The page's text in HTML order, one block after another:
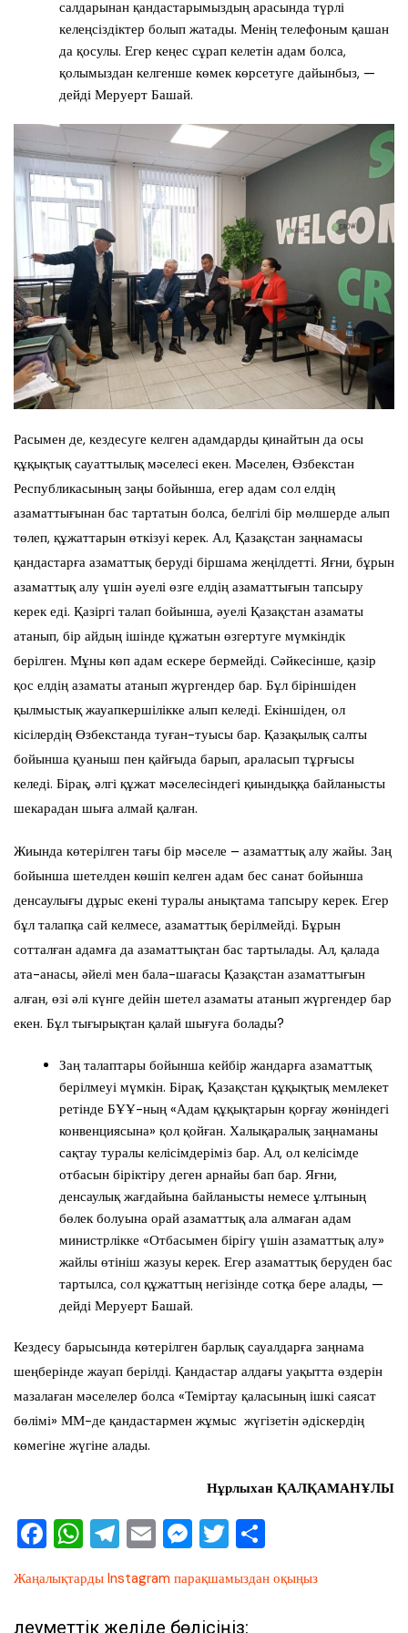
салдарынан қандастарымыздың арасында түрлі
келеңсіздіктер болып жатады. Менің телефоным қашан
да қосулы. Егер кеңес сұрап келетін адам болса,
қолымыздан келгенше көмек көрсетуге дайынбыз, —
дейді Меруерт Башай.
Расымен де, кездесуге келген адамдарды қинайтын да осы
құқықтық сауаттылық мәселесі екен. Мәселен, Өзбекстан
Республикасының заңы бойынша, егер адам сол елдің
азаматтығынан бас тартатын болса, белгілі бір мөлшерде алып
төлеп, құжаттарын өткізуі керек. Ал, Қазақстан заңнамасы
қандастарға азаматтық беруді біршама жеңілдетті. Яғни, бұрын
азаматтық алу үшін әуелі өзге елдің азаматтығын тапсыру
керек еді. Қазіргі талап бойынша, әуелі Қазақстан азаматы
атанып, бір айдың ішінде құжатын өзгертуге мүмкіндік
берілген. Мұны көп адам ескере бермейді. Сәйкесінше, қазір
қос елдің азаматы атанып жүргендер бар. Бұл біріншіден
қылмыстық жауапкершілікке алып келеді. Екіншіден, ол
кісілердің Өзбекстанда туған-туысы бар. Қазақылық салты
бойынша қуаныш пен қайғыда барып, араласып тұрғысы
келеді. Бірақ, әлгі құжат мәселесіндегі қиындыққа байланысты
шекарадан шыға алмай қалған.
Жиында көтерілген тағы бір мәселе – азаматтық алу жайы. Заң
бойынша шетелден көшіп келген адам бес санат бойынша
денсаулығы дұрыс екені туралы анықтама тапсыру керек. Егер
бұл талапқа сай келмесе, азаматтық берілмейді. Бұрын
сотталған адамға да азаматтықтан бас тартылады. Ал, қалада
ата-анасы, әйелі мен бала-шағасы Қазақстан азаматтығын
алған, өзі әлі күнге дейін шетел азаматы атанып жүргендер бар
екен. Бұл тығырықтан қалай шығуға болады?
Заң талаптары бойынша кейбір жандарға азаматтық
берілмеуі мүмкін. Бірақ, Қазақстан құқықтық мемлекет
ретінде БҰҰ-ның «Адам құқықтарын қорғау жөніндегі
конвенциясына» қол қойған. Халықаралық заңнаманы
сақтау туралы келісімдеріміз бар. Ал, ол келісімде
отбасын біріктіру деген арнайы бап бар. Яғни,
денсаулық жағдайына байланысты немесе ұлтының
бөлек болуына орай азаматтық ала алмаған адам
министрлікке «Отбасымен бірігу үшін азаматтық алу»
жайлы өтініш жазуы керек. Егер азаматтық беруден бас
тартылса, сол құжаттың негізінде сотқа бере алады, —
дейді Меруерт Башай.
Кездесу барысында көтерілген барлық сауалдарға заңнама
шеңберінде жауап берілді. Қандастар алдағы уақытта өздерін
мазалаған мәселелер болса «Теміртау қаласының ішкі саясат
бөлімі» ММ-де қандастармен жұмыс жүгізетін әдіскердің
көмегіне жүгіне алады.
Нұрлыхан ҚАЛҚАМАНҰЛЫ
F
c
e
W
at
s
T
e
gr
E
ai
l
M
ss
e
T
tt
er
ра
Жаңалықтарды Instagram парақшамыздан оқыңыз
Әлеуметтік желіде бөлісіңіз: